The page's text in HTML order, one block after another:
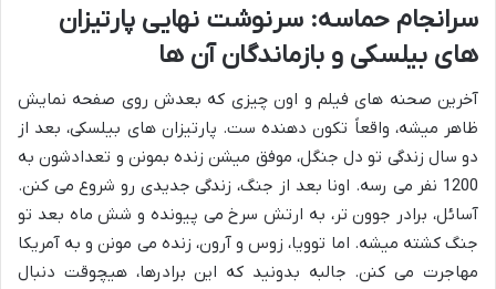
سرانجام حماسه: سرنوشت نهایی پارتیزان
های بیلسکی و بازماندگان آن ها
آخرین صحنه های فیلم و اون چیزی که بعدش روی صفحه نمایش
ظاهر میشه، واقعاً تکون دهنده ست. پارتیزان های بیلسکی، بعد از
دو سال زندگی تو دل جنگل، موفق میشن زنده بمونن و تعدادشون به
1200 نفر می رسه. اونا بعد از جنگ، زندگی جدیدی رو شروع می کنن.
آسائل، برادر جوون تر، به ارتش سرخ می پیونده و شش ماه بعد تو
جنگ کشته میشه. اما توویا، زوس و آرون، زنده می مونن و به آمریکا
مهاجرت می کنن. جالبه بدونید که این برادرها، هیچوقت دنبال